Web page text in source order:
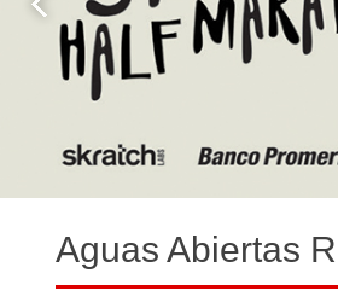
Aguas Abiertas